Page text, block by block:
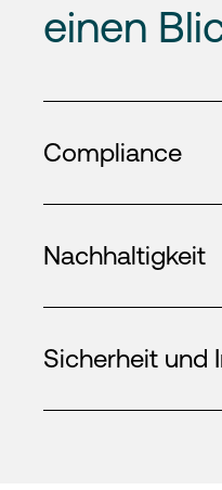
einen
Compliance
Nachhaltigkeit
Sicherheit und